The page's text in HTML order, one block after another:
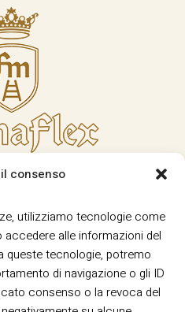
consenso
utilizziamo tecnologie come
alle informazioni del
queste tecnologie, potremo
di navigazione o gli ID
consenso o la revoca del